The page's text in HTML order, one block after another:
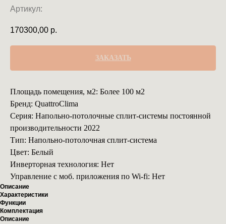
Артикул:
170300,00 р.
ЗАКАЗАТЬ
Площадь помещения, м2: Более 100 м2
Бренд: QuattroClima
Серия: Напольно-потолочные сплит-системы постоянной
производительности 2022
Тип: Напольно-потолочная сплит-система
Цвет: Белый
Инверторная технология: Нет
Управление с моб. приложения по Wi-fi: Нет
Описание
Характеристики
Функции
Комплектация
Описание